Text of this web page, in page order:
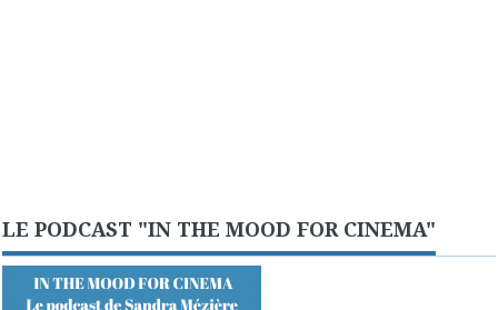
LE PODCAST "IN THE MOOD FOR CINEMA"